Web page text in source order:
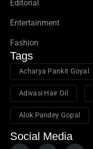
Editorial
Entertainment
Fashion
Tags
Acharya Pankit Goyal
Adivasi Hair Oil
Alok Pandey Gopal
Social Media